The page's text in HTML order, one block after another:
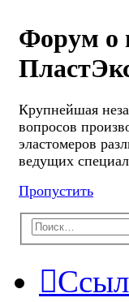
Форум о
Крупнейшая
вопросов
эластомеров
ведущих
Пропустить